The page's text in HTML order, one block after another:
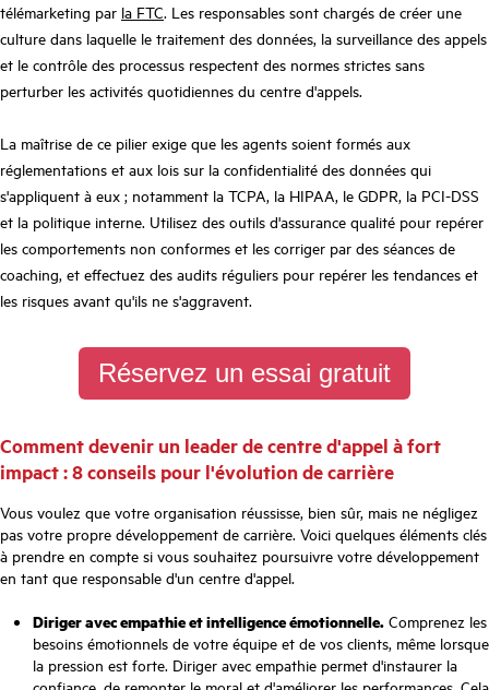
télémarketing par la FTC. Les responsables sont chargés de créer une
culture dans laquelle le traitement des données, la surveillance des appels
et le contrôle des processus respectent des normes strictes sans
perturber les activités quotidiennes du centre d'appels.
La maîtrise de ce pilier exige que les agents soient formés aux
réglementations et aux lois sur la confidentialité des données qui
s'appliquent à eux ; notamment la TCPA, la HIPAA, le GDPR, la PCI-DSS
et la politique interne. Utilisez des outils d'assurance qualité pour repérer
les comportements non conformes et les corriger par des séances de
coaching, et effectuez des audits réguliers pour repérer les tendances et
les risques avant qu'ils ne s'aggravent.
Réservez un essai gratuit
Comment devenir un leader de centre d'appel à fort
impact : 8 conseils pour l'évolution de carrière
Vous voulez que votre organisation réussisse, bien sûr, mais ne négligez
pas votre propre développement de carrière. Voici quelques éléments clés
à prendre en compte si vous souhaitez poursuivre votre développement
en tant que responsable d'un centre d'appel.
Diriger avec empathie et intelligence émotionnelle. Comprenez les
besoins émotionnels de votre équipe et de vos clients, même lorsque
la pression est forte. Diriger avec empathie permet d'instaurer la